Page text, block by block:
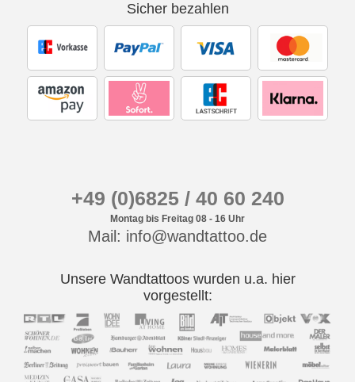
Sicher bezahlen
+49 (0)6825 / 40 60 240
Montag bis Freitag 08 - 16 Uhr
Mail: info@wandtattoo.de
Unsere Wandtattoos wurden u.a. hier
vorgestellt: